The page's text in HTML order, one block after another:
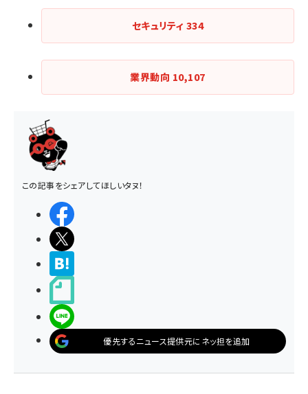
セキュリティ 334
業界動向 10,107
この記事をシェアしてほしいタヌ！
優先するニュース提供元にネッ担を追加